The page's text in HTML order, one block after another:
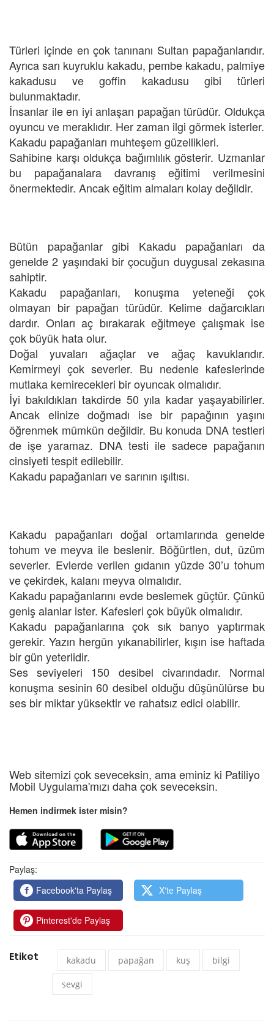
Türleri içinde en çok tanınanı Sultan papağanlarıdır.
Ayrıca sarı kuyruklu kakadu, pembe kakadu, palmiye
kakadusu ve goffin kakadusu gibi türleri
bulunmaktadır.
İnsanlar ile en iyi anlaşan papağan türüdür. Oldukça
oyuncu ve meraklıdır. Her zaman ilgi görmek isterler.
Kakadu papağanları muhteşem güzellikleri.
Sahibine karşı oldukça bağımlılık gösterir. Uzmanlar
bu papağanalara davranış eğitimi verilmesini
önermektedir. Ancak eğitim almaları kolay değildir.
Bütün papağanlar gibi Kakadu papağanları da
genelde 2 yaşındaki bir çocuğun duygusal zekasına
sahiptir.
Kakadu papağanları, konuşma yeteneği çok
olmayan bir papağan türüdür. Kelime dağarcıkları
dardır. Onları aç bırakarak eğitmeye çalışmak ise
çok büyük hata olur.
Doğal yuvaları ağaçlar ve ağaç kavuklarıdır.
Kemirmeyi çok severler. Bu nedenle kafeslerinde
mutlaka kemirecekleri bir oyuncak olmalıdır.
İyi bakıldıkları takdirde 50 yıla kadar yaşayabilirler.
Ancak elinize doğmadı ise bir papağının yaşını
öğrenmek mümkün değildir. Bu konuda DNA testleri
de işe yaramaz. DNA testi ile sadece papağanın
cinsiyeti tespit edilebilir.
Kakadu papağanları ve sarının ışıltısı.
Kakadu papağanları doğal ortamlarında genelde
tohum ve meyva ile beslenir. Böğürtlen, dut, üzüm
severler. Evlerde verilen gıdanın yüzde 30’u tohum
ve çekirdek, kalanı meyva olmalıdır.
Kakadu papağanlarını evde beslemek güçtür. Çünkü
geniş alanlar ister. Kafesleri çok büyük olmalıdır.
Kakadu papağanlarına çok sık banyo yaptırmak
gerekir. Yazın hergün yıkanabilirler, kışın ise haftada
bir gün yeterlidir.
Ses seviyeleri 150 desibel civarındadır. Normal
konuşma sesinin 60 desibel olduğu düşünülürse bu
ses bir miktar yüksektir ve rahatsız edici olabilir.
Web sitemizi çok seveceksin, ama eminiz ki Patiliyo
Mobil Uygulama'mızı daha çok seveceksin.
Hemen indirmek ister misin?
Paylaş:
Facebook'ta Paylaş
X'te Paylaş
Pinterest'de Paylaş
Etiket kakadu papağan kuş bilgi
sevgi